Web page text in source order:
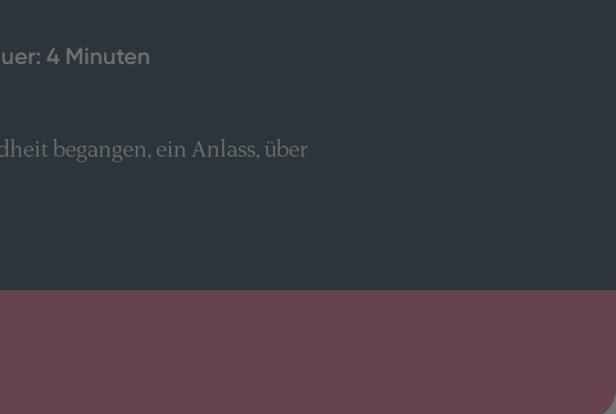
4 Minuten
begangen, ein Anlass, über